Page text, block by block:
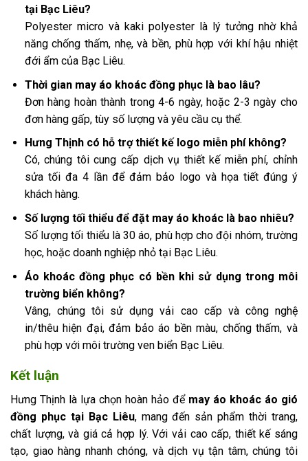
tại Bạc Liêu?
Polyester micro và kaki polyester là lý tưởng nhờ khả
năng chống thấm, nhẹ, và bền, phù hợp với khí hậu nhiệt
đới ẩm của Bạc Liêu.
Thời gian may áo khoác đồng phục là bao lâu?
Đơn hàng hoàn thành trong 4-6 ngày, hoặc 2-3 ngày cho
đơn hàng gấp, tùy số lượng và yêu cầu cụ thể.
Hưng Thịnh có hỗ trợ thiết kế logo miễn phí không?
Có, chúng tôi cung cấp dịch vụ thiết kế miễn phí, chỉnh
sửa tối đa 4 lần để đảm bảo logo và họa tiết đúng ý
khách hàng.
Số lượng tối thiểu để đặt may áo khoác là bao nhiêu?
Số lượng tối thiểu là 30 áo, phù hợp cho đội nhóm, trường
học, hoặc doanh nghiệp nhỏ tại Bạc Liêu.
Áo khoác đồng phục có bền khi sử dụng trong môi
trường biển không?
Vâng, chúng tôi sử dụng vải cao cấp và công nghệ
in/thêu hiện đại, đảm bảo áo bền màu, chống thấm, và
phù hợp với môi trường ven biển Bạc Liêu.
Kết luận
Hưng Thịnh là lựa chọn hoàn hảo để may áo khoác áo gió
đồng phục tại Bạc Liêu, mang đến sản phẩm thời trang,
chất lượng, và giá cả hợp lý. Với vải cao cấp, thiết kế sáng
tạo, giao hàng nhanh chóng, và dịch vụ tận tâm, chúng tôi